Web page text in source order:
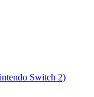
Switch 2)